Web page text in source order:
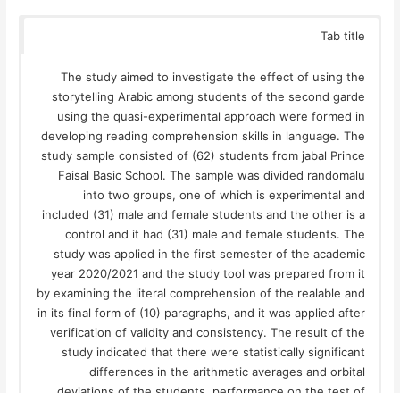
Tab title
The study aimed to investigate the effect of using the
storytelling Arabic among students of the second garde
using the quasi-experimental approach were formed in
developing reading comprehension skills in language. The
study sample consisted of (62) students from jabal Prince
Faisal Basic School. The sample was divided randomalu
into two groups, one of which is experimental and
included (31) male and female students and the other is a
control and it had (31) male and female students. The
study was applied in the first semester of the academic
year 2020/2021 and the study tool was prepared from it
by examining the literal comprehension of the realable and
in its final form of (10) paragraphs, and it was applied after
verification of validity and consistency. The result of the
study indicated that there were statistically significant
differences in the arithmetic averages and orbital